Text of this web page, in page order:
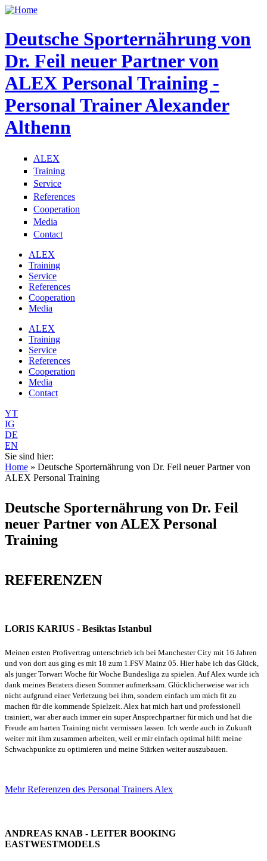
Deutsche Sporternährung von
Dr. Feil neuer Partner von
ALEX Personal Training -
Personal Trainer Alexander
Althenn
ALEX
Training
Service
References
Cooperation
Media
Contact
ALEX
Training
Service
References
Cooperation
Media
ALEX
Training
Service
References
Cooperation
Media
Contact
YT
IG
DE
EN
Sie sind hier:
You are here
Home » Deutsche Sporternährung von Dr. Feil neuer Partner von
ALEX Personal Training
Deutsche Sporternährung von Dr. Feil
neuer Partner von ALEX Personal
Training
REFERENZEN
LORIS KARIUS - Besiktas Istanbul
Meinen ersten Profivertrag unterschrieb ich bei Manchester City mit 16 Jahren
und von dort aus ging es mit 18 zum 1.FSV Mainz 05. Hier habe ich das Glück,
als junger Torwart Woche für Woche Bundesliga zu spielen. Auf Alex wurde ich
dank meines Beraters diesen Sommer aufmerksam. Glücklicherweise war ich
nicht aufgrund einer Verletzung bei ihm, sondern einfach um mich fit zu
machen für die kommende Spielzeit. Alex hat mich hart und professionell
trainiert, war aber auch immer ein super Ansprechpartner für mich und hat die
Freude am harten Training nicht vermissen lassen. Ich werde auch in Zukunft
weiter mit ihm zusammen arbeiten, weil er mir einfach optimal hilft meine
Schwachpunkte zu optimieren und meine Stärken weiter auszubauen.
Mehr Referenzen des Personal Trainers Alex
ANDREAS KNAB - LEITER BOOKING
EASTWESTMODELS